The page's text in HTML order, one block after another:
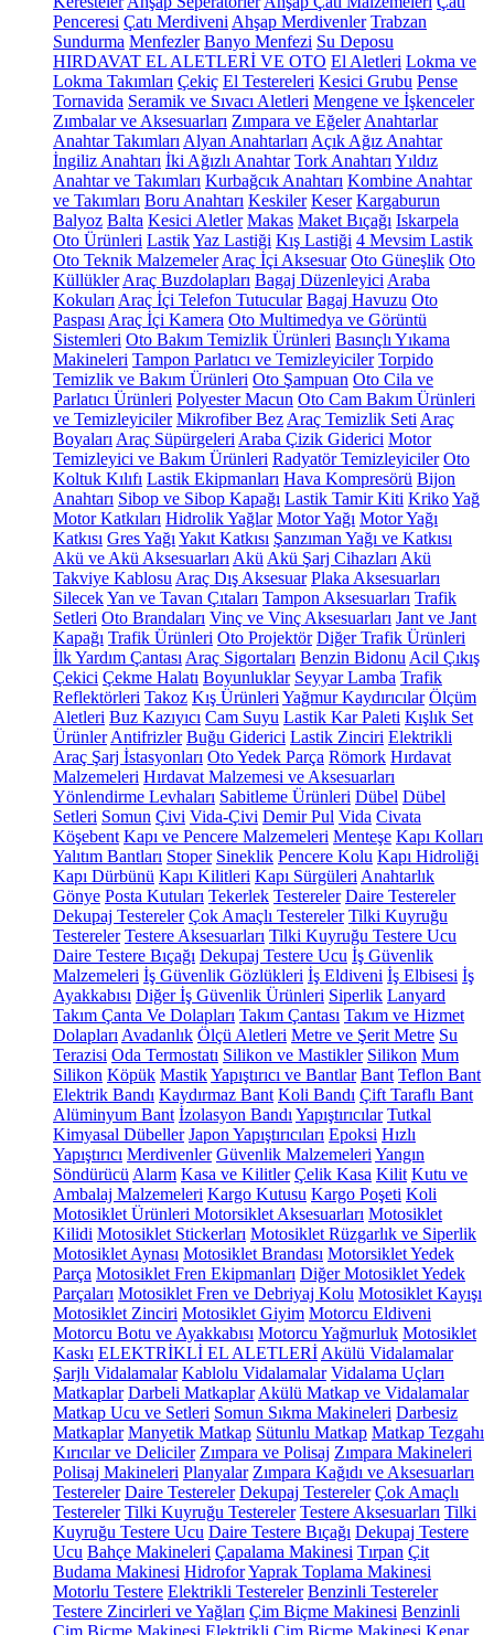
Penceresi Çatı Merdiveni Ahşap Merdivenler Trabzan
Sundurma Menfezler Banyo Menfezi Su Deposu
HIRDAVAT EL ALETLERİ VE OTO El Aletleri Lokma ve
Lokma Takımları Çekiç El Testereleri Kesici Grubu Pense
Tornavida Seramik ve Sıvacı Aletleri Mengene ve İşkenceler
Zımbalar ve Aksesuarları Zımpara ve Eğeler Anahtarlar
Anahtar Takımları Alyan Anahtarları Açık Ağız Anahtar
İngiliz Anahtarı İki Ağızlı Anahtar Tork Anahtarı Yıldız
Anahtar ve Takımları Kurbağcık Anahtarı Kombine Anahtar
ve Takımları Boru Anahtarı Keskiler Keser Kargaburun
Balyoz Balta Kesici Aletler Makas Maket Bıçağı Iskarpela
Oto Ürünleri LastikYaz Lastiği Kış Lastiği 4 Mevsim Lastik
Oto Teknik Malzemeler Araç İçi Aksesuar Oto Güneşlik Oto
Küllükler Araç Buzdolapları Bagaj Düzenleyici Araba
Kokuları Araç İçi Telefon Tutucular Bagaj Havuzu Oto
Paspası Araç İçi Kamera Oto Multimedya ve Görüntü
Sistemleri Oto Bakım Temizlik Ürünleri Basınçlı Yıkama
Makineleri Tampon Parlatıcı ve Temizleyiciler Torpido
Temizlik ve Bakım Ürünleri Oto Şampuan Oto Cila ve
Parlatıcı Ürünleri Polyester Macun Oto Cam Bakım Ürünleri
ve Temizleyiciler Mikrofiber Bez Araç Temizlik Seti Araç
Boyaları Araç Süpürgeleri Araba Çizik Giderici Motor
Temizleyici ve Bakım Ürünleri Radyatör Temizleyiciler Oto
Koltuk Kılıfı Lastik Ekipmanları Hava Kompresörü Bijon
Anahtarı Sibop ve Sibop Kapağı Lastik Tamir Kiti KrikoYağ
Motor Katkıları Hidrolik Yağlar Motor Yağı Motor Yağı
Katkısı Gres Yağı Yakıt Katkısı Şanzıman Yağı ve Katkısı
Akü ve Akü Aksesuarları Akü Akü Şarj Cihazları Akü
Takviye Kablosu Araç Dış Aksesuar Plaka Aksesuarları
SilecekYan ve Tavan Çıtaları Tampon Aksesuarları Trafik
Setleri Oto Brandaları Vinç ve Vinç Aksesuarları Jant ve Jant
Kapağı Trafik Ürünleri Oto Projektör Diğer Trafik Ürünleri
İlk Yardım Çantası Araç Sigortaları Benzin Bidonu Acil Çıkış
Çekici Çekme Halatı Boyunluklar Seyyar Lamba Trafik
Reflektörleri Takoz Kış Ürünleri Yağmur Kaydırıcılar Ölçüm
Aletleri Buz Kazıyıcı Cam Suyu Lastik Kar Paleti Kışlık Set
Ürünler Antifrizler Buğu Giderici Lastik Zinciri Elektrikli
Araç Şarj İstasyonları Oto Yedek Parça Römork Hırdavat
Malzemeleri Hırdavat Malzemesi ve Aksesuarları
Yönlendirme Levhaları Sabitleme Ürünleri Dübel Dübel
Setleri Somun Çivi Vida-Çivi Demir Pul Vida Civata
Köşebent Kapı ve Pencere Malzemeleri Menteşe Kapı Kolları
Yalıtım Bantları Stoper Sineklik Pencere Kolu Kapı Hidroliği
Kapı Dürbünü Kapı Kilitleri Kapı Sürgüleri Anahtarlık
Gönye Posta Kutuları Tekerlek Testereler Daire Testereler
Dekupaj Testereler Çok Amaçlı Testereler Tilki Kuyruğu
Testereler Testere Aksesuarları Tilki Kuyruğu Testere Ucu
Daire Testere Bıçağı Dekupaj Testere Ucu İş Güvenlik
Malzemeleri İş Güvenlik Gözlükleri İş Eldiveni İş Elbisesi İş
Ayakkabısı Diğer İş Güvenlik Ürünleri Siperlik Lanyard
Takım Çanta Ve Dolapları Takım Çantası Takım ve Hizmet
Dolapları Avadanlık Ölçü Aletleri Metre ve Şerit Metre Su
Terazisi Oda Termostatı Silikon ve Mastikler Silikon Mum
Silikon Köpük MastikYapıştırıcı ve Bantlar Bant Teflon Bant
Elektrik Bandı Kaydırmaz Bant Koli Bandı Çift Taraflı Bant
Alüminyum Bant İzolasyon Bandı Yapıştırıcılar Tutkal
Kimyasal Dübeller Japon Yapıştırıcıları Epoksi Hızlı
Yapıştırıcı Merdivenler Güvenlik Malzemeleri Yangın
Söndürücü Alarm Kasa ve Kilitler Çelik Kasa Kilit Kutu ve
Ambalaj Malzemeleri Kargo Kutusu Kargo Poşeti Koli
Motosiklet Ürünleri Motorsiklet Aksesuarları Motosiklet
Kilidi Motosiklet Stickerları Motosiklet Rüzgarlık ve Siperlik
Motosiklet Aynası Motosiklet Brandası Motorsiklet Yedek
Parça Motosiklet Fren Ekipmanları Diğer Motosiklet Yedek
Parçaları Motosiklet Fren ve Debriyaj Kolu Motosiklet Kayışı
Motosiklet Zinciri Motosiklet Giyim Motorcu Eldiveni
Motorcu Botu ve Ayakkabısı Motorcu Yağmurluk Motosiklet
Kaskı ELEKTRİKLİ EL ALETLERİ Akülü Vidalamalar
Şarjlı Vidalamalar Kablolu Vidalamalar Vidalama Uçları
Matkaplar Darbeli Matkaplar Akülü Matkap ve Vidalamalar
Matkap Ucu ve Setleri Somun Sıkma Makineleri Darbesiz
Matkaplar Manyetik Matkap Sütunlu Matkap Matkap Tezgahı
Kırıcılar ve Deliciler Zımpara ve Polisaj Zımpara Makineleri
Polisaj Makineleri Planyalar Zımpara Kağıdı ve Aksesuarları
Testereler Daire Testereler Dekupaj Testereler Çok Amaçlı
Testereler Tilki Kuyruğu Testereler Testere Aksesuarları Tilki
Kuyruğu Testere Ucu Daire Testere Bıçağı Dekupaj Testere
Ucu Bahçe Makineleri Çapalama Makinesi Tırpan Çit
Budama Makinesi HidroforYaprak Toplama Makinesi
Motorlu Testere Elektrikli Testereler Benzinli Testereler
Testere Zincirleri ve Yağları Çim Biçme Makinesi Benzinli
Çim Biçme Makinesi Elektrikli Çim Biçme Makinesi Kenar